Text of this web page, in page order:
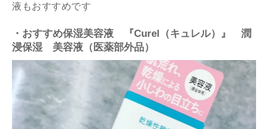
液もおすすめです
・おすすめ保湿美容液 『Curel（キュレル）』 潤
浸保湿 美容液（医薬部外品）